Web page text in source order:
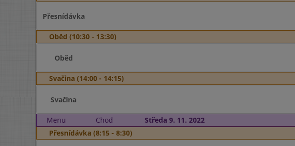
Přesnídávka
Oběd (10:30 - 13:30)
Oběd
Svačina (14:00 - 14:15)
Svačina
Menu Chod
Středa 9. 11. 2022
Přesnídávka (8:15 - 8:30)